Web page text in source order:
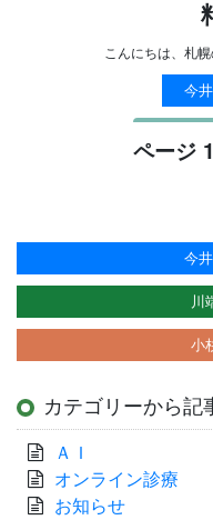
こんにちは、札
今
投
ー
シ
ョ
ページ 1
今
川
小
カテゴリーから記
ＡＩ
オンライン診療
お知らせ